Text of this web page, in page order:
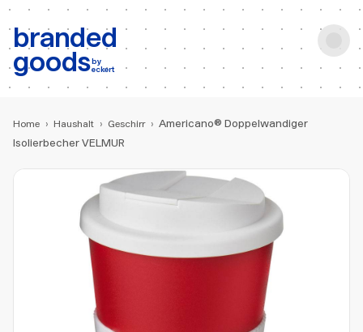
branded
goodsby
eckert
b: Produktsuche
Home › Haushalt › Geschirr › Americano® Doppelwandiger
Isolierbecher VELMUR